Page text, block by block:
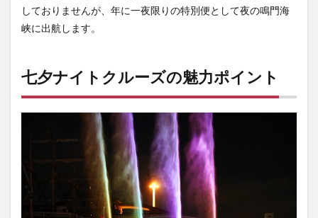
しておりませんが、年に一夜限りの特別便として夜の鳴門海
峡に出航します。
七夕ナイトクルーズの魅力ポイント